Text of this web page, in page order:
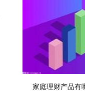
家庭理财产品有